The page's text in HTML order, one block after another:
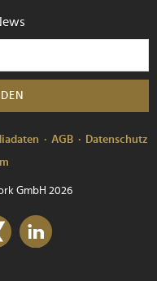
AGB
Datenschutz
GmbH 2026